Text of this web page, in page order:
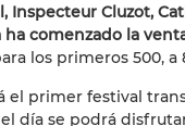
Inspecteur Cluzot,
ha comenzado la
los primeros 500, a
el primer festival
día se podrá